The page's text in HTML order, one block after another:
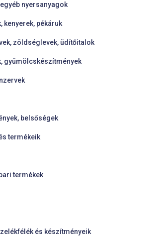
nyersanyagok
kenyerek, pékáruk
zöldséglevek, üdítőitalok
gyümölcskészítmények
belsőségek
termékeik
termékek
és készítményeik